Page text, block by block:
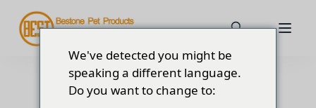
We've detected you might be
speaking a different language.
Do you want to change to: